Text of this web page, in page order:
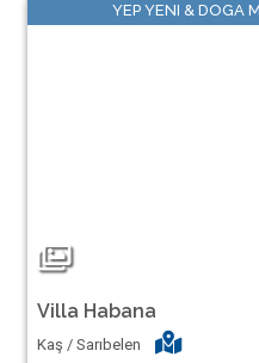
YEP YENI & DOGA
Villa Habana
Kaş / Sarıbelen